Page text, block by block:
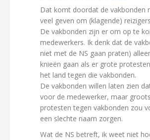
Dat komt doordat de vakbonden
veel geven om (klagende)
De vakbonden zijn er om op te
medewerkers. Ik denk dat de
niet met de NS gaan praten)
knieën gaan als er grote
het land tegen die vakbonden.
De vakbonden willen laten zien
voor de medewerker, maar
protesten tegen vakbonden zou
een slechte naam zorgen.
Wat de NS betreft, ik weet niet